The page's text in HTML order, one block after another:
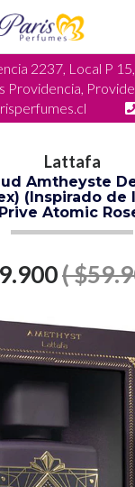
2237, Local P
Providencia,
Lattafa
Amtheyste
(Inspirado
Prive Atomic
(